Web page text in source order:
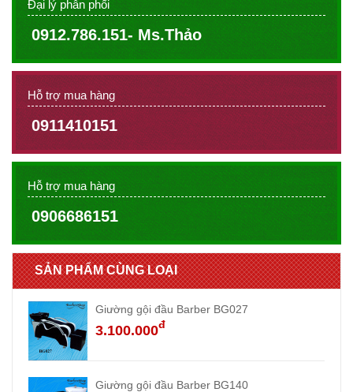
Đại lý phân phối
0912.786.151- Ms.Thảo
Hỗ trợ mua hàng
0911410151
Hỗ trợ mua hàng
0906686151
SẢN PHẨM CÙNG LOẠI
Giường gội đầu Barber BG027
3.100.000đ
Giường gội đầu Barber BG140